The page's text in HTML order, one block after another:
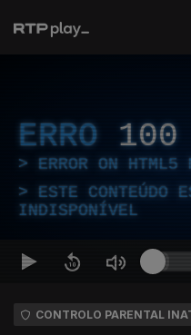
ERRO 100
ERROR ON HTML5
ESTE CONTEÚDO
INDISPONÍVEL
CONTROLO PARENTAL